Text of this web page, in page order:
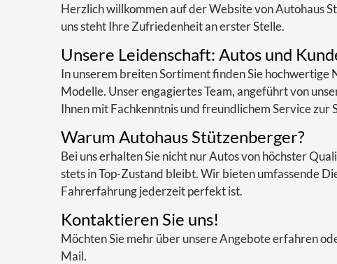
Herzlich willkommen auf der Website von Autohaus
uns steht Ihre Zufriedenheit an erster Stelle.
Unsere Leidenschaft: Autos und
In unserem breiten Sortiment finden Sie hochwertige
Modelle. Unser engagiertes Team, angeführt von
Ihnen mit Fachkenntnis und freundlichem Service zur
Warum Autohaus Stützenberger?
Bei uns erhalten Sie nicht nur Autos von höchster
stets in Top-Zustand bleibt. Wir bieten umfassende
Fahrerfahrung jederzeit perfekt ist.
Kontaktieren Sie uns!
Möchten Sie mehr über unsere Angebote erfahren
Mail.